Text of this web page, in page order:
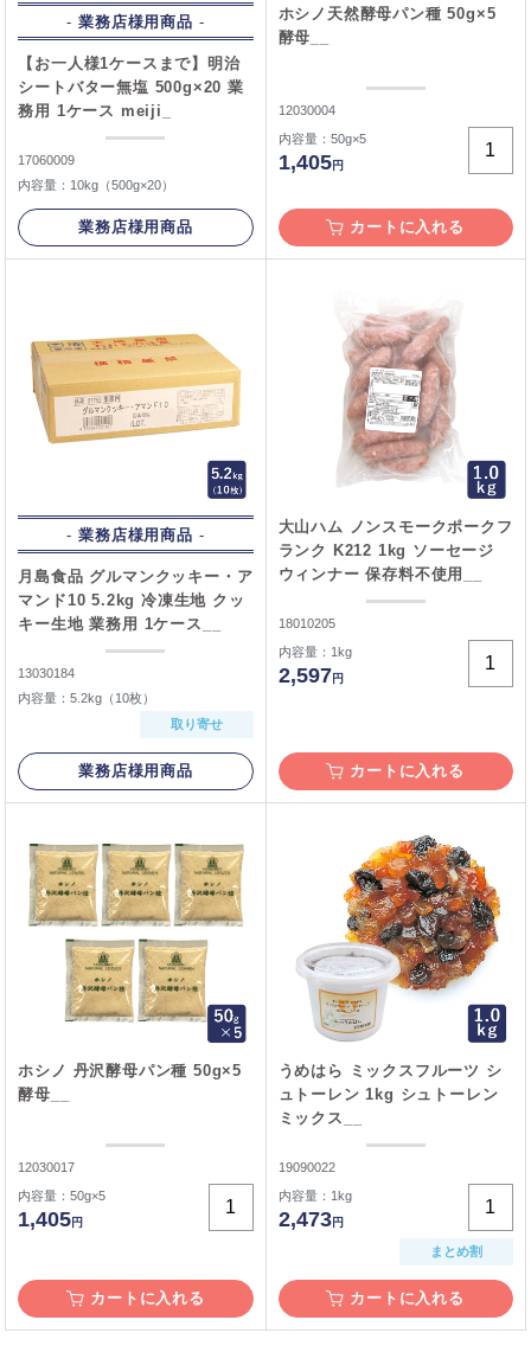
業務店様用商品
【お一人様1ケースまで】明治
シートバター無塩 500g×20 業
務用 1ケース meiji_
17060009
内容量：10kg（500g×20）
業務店様用商品
ホシノ天然酵母パン種 50g×5
酵母__
12030004
内容量：50g×5
1,405円
カートに入れる
業務店様用商品
月島食品 グルマンクッキー・ア
マンド10 5.2kg 冷凍生地 クッ
キー生地 業務用 1ケース__
13030184
内容量：5.2kg（10枚）
取り寄せ
業務店様用商品
大山ハム ノンスモークポークフ
ランク K212 1kg ソーセージ
ウィンナー 保存料不使用__
18010205
内容量：1kg
2,597 円
カートに入れる
ホシノ 丹沢酵母パン種 50g×5
酵母__
12030017
内容量：50g×5
1,405円
カートに入れる
うめはら ミックスフルーツ シ
ュトーレン 1kg シュトーレン
ミックス__
19090022
内容量：1kg
2,473円
まとめ割
カートに入れる